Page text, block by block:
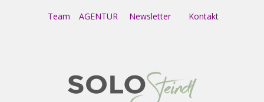
Team AGENTUR Newsletter Kontakt